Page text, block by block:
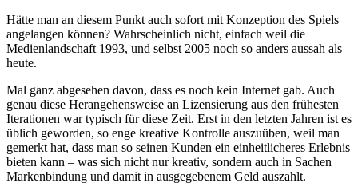
Hätte man an diesem Punkt auch sofort mit Konzeption des Spiels
angelangen können? Wahrscheinlich nicht, einfach weil die
Medienlandschaft 1993, und selbst 2005 noch so anders aussah als
heute.
Mal ganz abgesehen davon, dass es noch kein Internet gab. Auch
genau diese Herangehensweise an Lizensierung aus den frühesten
Iterationen war typisch für diese Zeit. Erst in den letzten Jahren ist es
üblich geworden, so enge kreative Kontrolle auszuüben, weil man
gemerkt hat, dass man so seinen Kunden ein einheitlicheres Erlebnis
bieten kann – was sich nicht nur kreativ, sondern auch in Sachen
Markenbindung und damit in ausgegebenem Geld auszahlt.